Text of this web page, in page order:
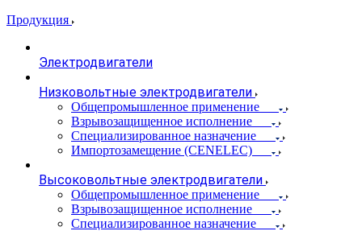
Продукция
Электродвигатели
Низковольтные электродвигатели
Общепромышленное применение
Взрывозащищенное исполнение
Специализированное назначение
Импортозамещение (CENELEC)
Высоковольтные электродвигатели
Общепромышленное применение
Взрывозащищенное исполнение
Специализированное назначение